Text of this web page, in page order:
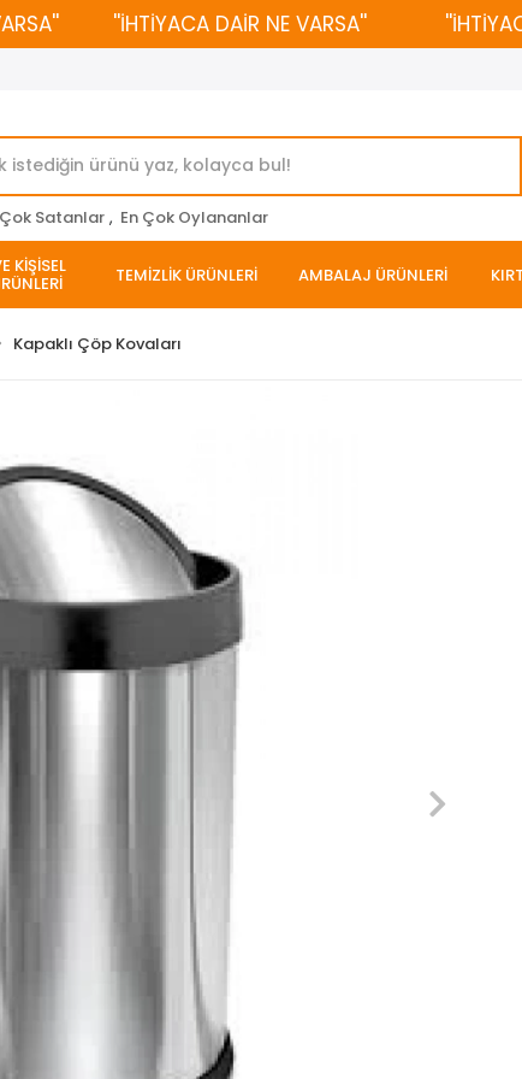
''İHTİYACA DAİR NE VARSA''
Çok Satanlar , En Çok Oylananlar
KİŞİSEL TEMİZLİK ÜRÜNLERİ AMBALAJ ÜRÜNLERİ
Kapaklı Çöp Kovaları